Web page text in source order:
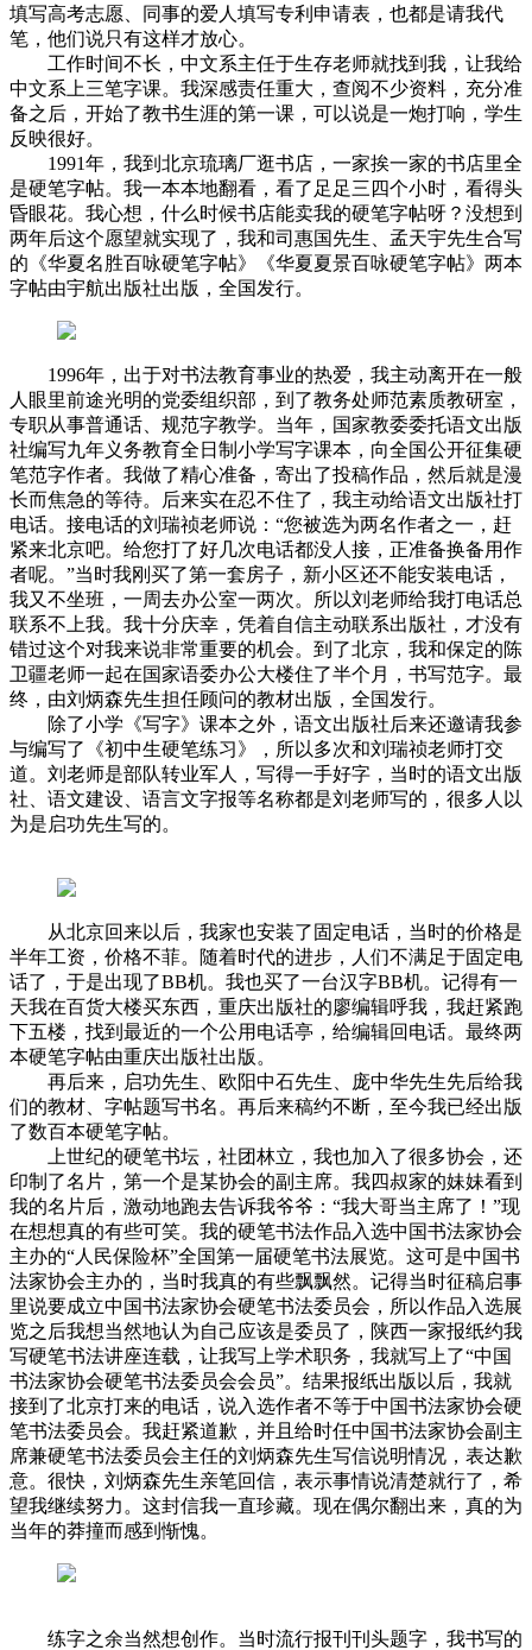
填写高考志愿、同事的爱人填写专利申请表，也都是请我代
笔，他们说只有这样才放心。
工作时间不长，中文系主任于生存老师就找到我，让我给
中文系上三笔字课。我深感责任重大，查阅不少资料，充分准
备之后，开始了教书生涯的第一课，可以说是一炮打响，学生
反映很好。
1991年，我到北京琉璃厂逛书店，一家挨一家的书店里全
是硬笔字帖。我一本本地翻看，看了足足三四个小时，看得头
昏眼花。我心想，什么时候书店能卖我的硬笔字帖呀？没想到
两年后这个愿望就实现了，我和司惠国先生、孟天宇先生合写
的《华夏名胜百咏硬笔字帖》《华夏夏景百咏硬笔字帖》两本
字帖由宇航出版社出版，全国发行。
1996年，出于对书法教育事业的热爱，我主动离开在一般
人眼里前途光明的党委组织部，到了教务处师范素质教研室，
专职从事普通话、规范字教学。当年，国家教委委托语文出版
社编写九年义务教育全日制小学写字课本，向全国公开征集硬
笔范字作者。我做了精心准备，寄出了投稿作品，然后就是漫
长而焦急的等待。后来实在忍不住了，我主动给语文出版社打
电话。接电话的刘瑞祯老师说：“您被选为两名作者之一，赶
紧来北京吧。给您打了好几次电话都没人接，正准备换备用作
者呢。”当时我刚买了第一套房子，新小区还不能安装电话，
我又不坐班，一周去办公室一两次。所以刘老师给我打电话总
联系不上我。我十分庆幸，凭着自信主动联系出版社，才没有
错过这个对我来说非常重要的机会。到了北京，我和保定的陈
卫疆老师一起在国家语委办公大楼住了半个月，书写范字。最
终，由刘炳森先生担任顾问的教材出版，全国发行。
除了小学《写字》课本之外，语文出版社后来还邀请我参
与编写了《初中生硬笔练习》，所以多次和刘瑞祯老师打交
道。刘老师是部队转业军人，写得一手好字，当时的语文出版
社、语文建设、语言文字报等名称都是刘老师写的，很多人以
为是启功先生写的。
从北京回来以后，我家也安装了固定电话，当时的价格是
半年工资，价格不菲。随着时代的进步，人们不满足于固定电
话了，于是出现了BB机。我也买了一台汉字BB机。记得有一
天我在百货大楼买东西，重庆出版社的廖编辑呼我，我赶紧跑
下五楼，找到最近的一个公用电话亭，给编辑回电话。最终两
本硬笔字帖由重庆出版社出版。
再后来，启功先生、欧阳中石先生、庞中华先生先后给我
们的教材、字帖题写书名。再后来稿约不断，至今我已经出版
了数百本硬笔字帖。
上世纪的硬笔书坛，社团林立，我也加入了很多协会，还
印制了名片，第一个是某协会的副主席。我四叔家的妹妹看到
我的名片后，激动地跑去告诉我爷爷：“我大哥当主席了！”现
在想想真的有些可笑。我的硬笔书法作品入选中国书法家协会
主办的“人民保险杯”全国第一届硬笔书法展览。这可是中国书
法家协会主办的，当时我真的有些飘飘然。记得当时征稿启事
里说要成立中国书法家协会硬笔书法委员会，所以作品入选展
览之后我想当然地认为自己应该是委员了，陕西一家报纸约我
写硬笔书法讲座连载，让我写上学术职务，我就写上了“中国
书法家协会硬笔书法委员会会员”。结果报纸出版以后，我就
接到了北京打来的电话，说入选作者不等于中国书法家协会硬
笔书法委员会。我赶紧道歉，并且给时任中国书法家协会副主
席兼硬笔书法委员会主任的刘炳森先生写信说明情况，表达歉
意。很快，刘炳森先生亲笔回信，表示事情说清楚就行了，希
望我继续努力。这封信我一直珍藏。现在偶尔翻出来，真的为
当年的莽撞而感到惭愧。
练字之余当然想创作。当时流行报刊刊头题字，我书写的